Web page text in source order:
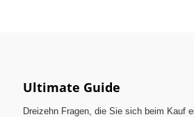
Ultimate Guide
Dreizehn Fragen, die Sie sich beim Kauf